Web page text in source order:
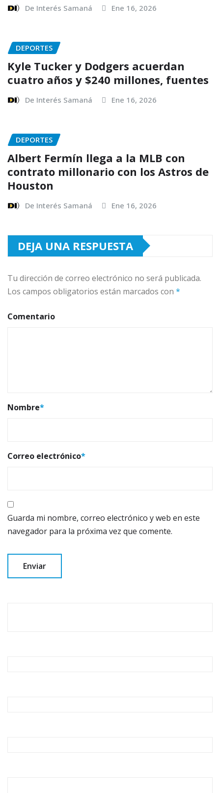
De Interés Samaná Ene 16, 2026
DEPORTES
Kyle Tucker y Dodgers acuerdan
cuatro años y $240 millones, fuentes
De Interés Samaná Ene 16, 2026
DEPORTES
Albert Fermín llega a la MLB con
contrato millonario con los Astros de
Houston
De Interés Samaná Ene 16, 2026
DEJA UNA RESPUESTA
Tu dirección de correo electrónico no será publicada.
Los campos obligatorios están marcados con *
Comentario
Nombre*
Correo electrónico*
Guarda mi nombre, correo electrónico y web en este
navegador para la próxima vez que comente.